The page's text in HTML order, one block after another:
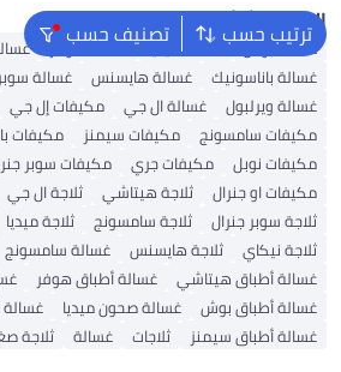
ترتيب حسب تصنيف حسب البحث الشائع
غسالة بوش غسالة ميديا غسالة هوفر
غسالة باناسونيك
غسالة هايسنس غسالة
غسالة ويرلبول
غسالة ال جي مكيفات إل جي
مكيفات سامسونج
مكيفات سيمنز مكيفات
مكيفات نوبل
مكيفات جري مكيفات سوبر
مكيفات او جنرال
ثلاجة هيتاشي ثلاجة ال جي
ثلاجة سوبر جنرال
ثلاجة سامسونج ثلاجة ميديا
ثلاجة نيكاي
ثلاجة هايسنس غسالة سامسونج
غسالة أطباق هيتاشي
غسالة أطباق هوفر
غسالة أطباق بوش
غسالة صحون ميديا
غسالة أطباق سيمنز
ثلاجات غسالة ثلاجة